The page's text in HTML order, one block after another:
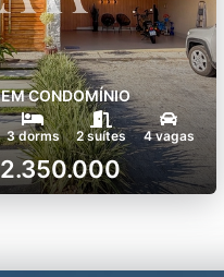
CONDOMÍNIO
3 dorms 2 suítes 4 vagas